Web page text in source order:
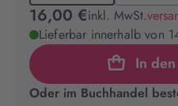
16,00 €inkl. MwSt.
Lieferbar innerhalb von
In
Oder im Buchhandel